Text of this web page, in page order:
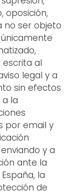
oposición,
no ser objeto
al
legal y a
sin efectos
la
por email y
y a
ante la
la
de